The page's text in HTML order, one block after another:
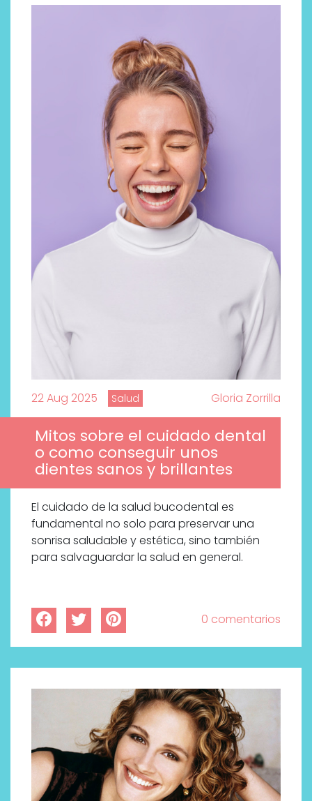
22 Aug 2025 Salud Gloria Zorrilla
Mitos sobre el cuidado dental
o como conseguir unos
dientes sanos y brillantes
El cuidado de la salud bucodental es
fundamental no solo para preservar una
sonrisa saludable y estética, sino también
para salvaguardar la salud en general.
0 comentarios